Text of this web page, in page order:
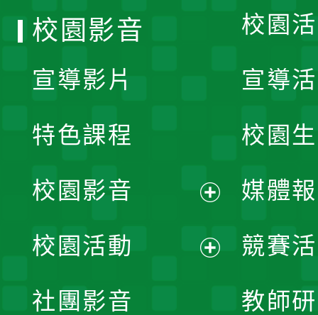
校園
宣導
校園
媒體
競賽
教師
校園影音
宣導影片
特色課程
校園影音
開
校園活動
社團影音